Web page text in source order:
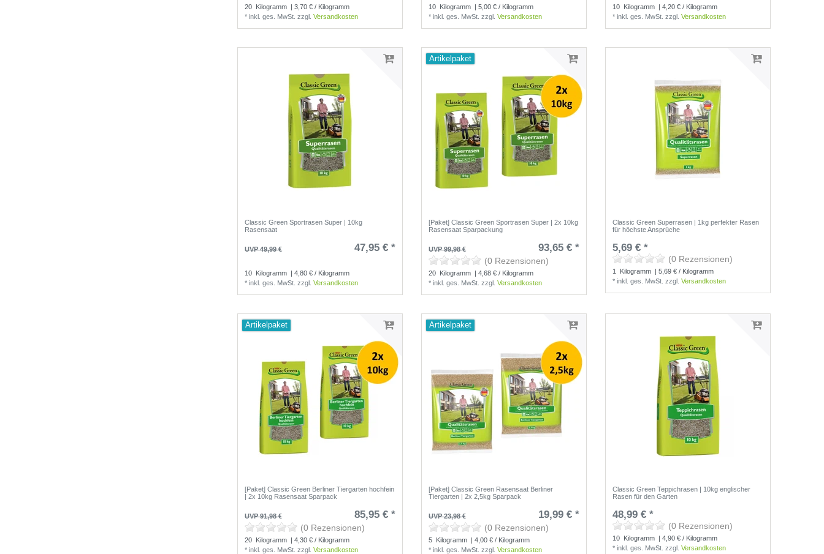
20 Kilogramm | 3,70 € / Kilogramm
*inkl. ges. MwSt. zzgl.Versandkosten
10 Kilogramm | 5,00 € / Kilogramm
*inkl. ges. MwSt. zzgl.Versandkosten
10 Kilogramm | 4,20 € / Kilogramm
*inkl. ges. MwSt. zzgl.Versandkosten
Classic Green Sportrasen Super | 10kg
Rasensaat
UVP 49,99 € 47,95 € *
10 Kilogramm
| 4,80 € / Kilogramm
*inkl. ges. MwSt. zzgl.Versandkosten
Artikelpaket
[Paket] Classic Green Sportrasen Super | 2x 10kg
Rasensaat Sparpackung
UVP 99,98 € 93,65 € *
(0 Rezensionen)
20 Kilogramm
| 4,68 € / Kilogramm
*inkl. ges. MwSt. zzgl.Versandkosten
Classic Green Superrasen | 1kg perfekter Rasen
für höchste Ansprüche
5,69 € *
(0 Rezensionen)
1 Kilogramm
| 5,69 € / Kilogramm
*inkl. ges. MwSt. zzgl.Versandkosten
Artikelpaket
[Paket] Classic Green Berliner Tiergarten hochfein
| 2x 10kg Rasensaat Sparpack
UVP 91,98 € 85,95 € *
(0 Rezensionen)
20 Kilogramm | 4,30 € / Kilogramm
*inkl. ges. MwSt. zzgl.Versandkosten
Artikelpaket
[Paket] Classic Green Rasensaat Berliner
Tiergarten | 2x 2,5kg Sparpack
UVP 23,98 € 19,99 € *
(0 Rezensionen)
5 Kilogramm | 4,00 € / Kilogramm
*inkl. ges. MwSt. zzgl.Versandkosten
Classic Green Teppichrasen | 10kg englischer
Rasen für den Garten
48,99 € *
(0 Rezensionen)
10 Kilogramm | 4,90 € / Kilogramm
*inkl. ges. MwSt. zzgl.Versandkosten